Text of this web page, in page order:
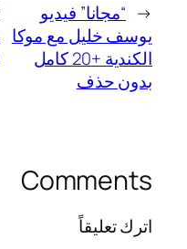
← “مجانا” فيديو
يوسف خليل مع موكا
الكندية +20 كامل
بدون حذف
Comments
اترك تعليقاً